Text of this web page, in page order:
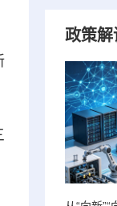
政策解